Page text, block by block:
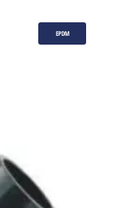
EPDM